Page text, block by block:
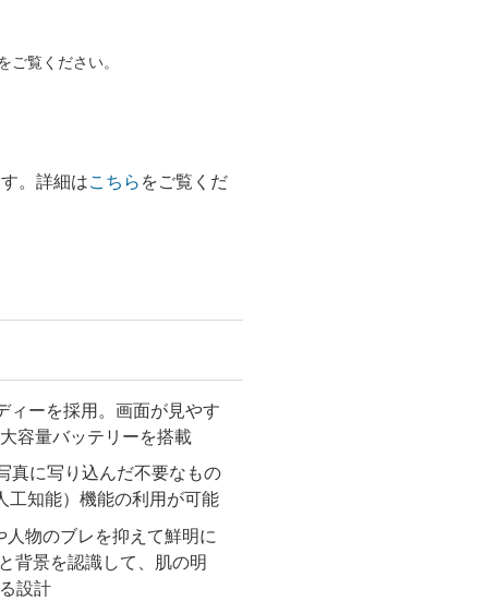
ご覧ください。
。詳細はこちらをご覧くだ
ーを採用。画面が見やす
容量バッテリーを搭載
真に写り込んだ不要なもの
工知能）機能の利用が可能
物のブレを抑えて鮮明に
背景を認識して、肌の明
設計